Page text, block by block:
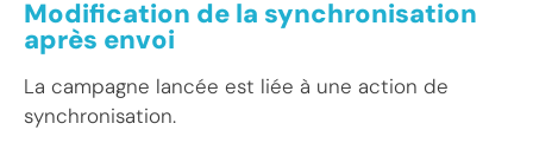
Modification de la synchronisation
après envoi
La campagne lancée est liée à une action de
synchronisation.